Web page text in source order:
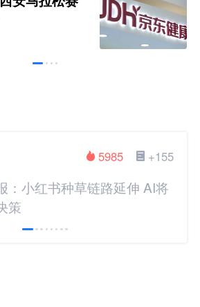
+155
5985
：小红书种草链路延伸 AI将
策